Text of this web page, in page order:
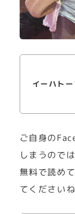
イーハト
ご自身の
しまうので
無料で読め
てくださいね